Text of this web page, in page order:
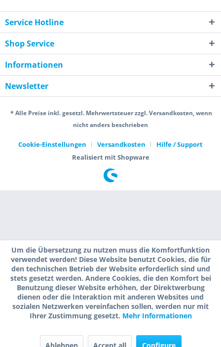
Service Hotline
Shop Service
Informationen
Newsletter
* Alle Preise inkl. gesetzl. Mehrwertsteuer zzgl. Versandkosten, wenn
nicht anders beschrieben
Cookie-Einstellungen Versandkosten
Hilfe / Support
Realisiert mit Shopware
Um die Übersetzung zu nutzen muss die Komfortfunktion
verwendet werden! Diese Website benutzt Cookies, die für
den technischen Betrieb der Website erforderlich sind und
stets gesetzt werden. Andere Cookies, die den Komfort bei
Benutzung dieser Website erhöhen, der Direktwerbung
dienen oder die Interaktion mit anderen Websites und
sozialen Netzwerken vereinfachen sollen, werden nur mit
Ihrer Zustimmung gesetzt. Mehr Informationen